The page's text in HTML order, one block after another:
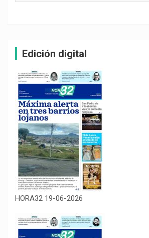
Edición digital
HORA32 19-06-2026